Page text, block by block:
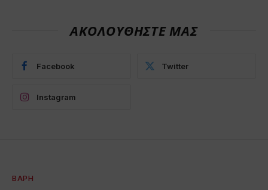
ΑΚΟΛΟΥΘΗΣΤΕ ΜΑΣ
Facebook Twitter
Instagram
ΒΆΡΗ